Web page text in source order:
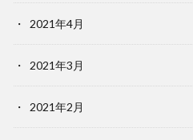
2021年4月
2021年3月
2021年2月